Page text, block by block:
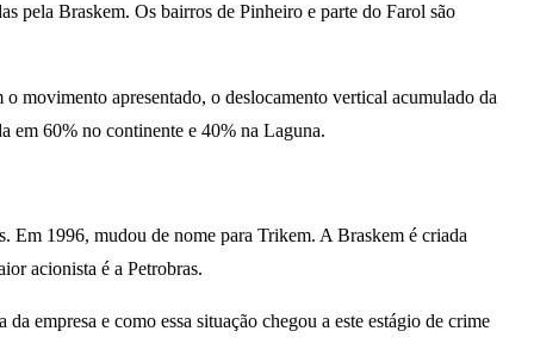
pela Braskem. Os bairros de Pinheiro e parte do Farol são
movimento apresentado, o deslocamento vertical acumulado da
em 60% no continente e 40% na Laguna.
Em 1996, mudou de nome para Trikem. A Braskem é criada
acionista é a Petrobras.
empresa e como essa situação chegou a este estágio de crime